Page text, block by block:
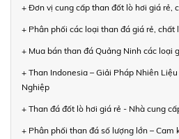
+ Đơn vị cung cấp than đốt lò hơi giá rẻ,
+ Phân phối các loại than đá giá rẻ, chất
+ Mua bán than đá Quảng Ninh các loại
+ Than Indonesia – Giải Pháp Nhiên
Nghiệp
+ Than đá đốt lò hơi giá rẻ - Nhà cung
+ Phân phối than đá số lượng lớn – Cam